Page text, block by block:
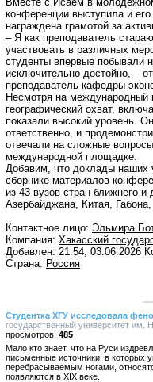
конференции выступила и
награждена грамотой за
– Я как преподаватель
участвовать в различных
студенты впервые побывали
исключительно достойно, –
преподаватель кафедры
Несмотря на международный
географический охват,
показали высокий уровень.
ответственно, и
отвечали на сложные
международной площадке.
Добавим, что доклады наших
сборнике материалов
из 43 вузов стран ближнего
Азербайджана, Китая,
Контактное лицо: Эльмира
Компания: Хакасский
Добавлен: 21:54, 03.06.2026
Страна: Россия
Студентка ХГУ исследовала
государственный университет им.
485
Мало кто знает, что на Руси
письменные источники, в которых
перебрасываемым ногами,
появляются в XIX веке.